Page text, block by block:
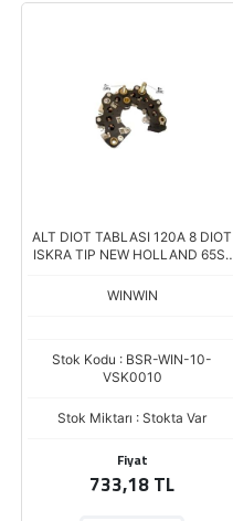
ALT DIOT TABLASI 120A 8 DIOT
ISKRA TIP NEW HOLLAND 65S-
TRAKTOR 2 CIVATA RK-02
WINWIN
Stok Kodu : BSR-WIN-10-
VSK0010
Stok Miktarı : Stokta Var
Fiyat
733,18 TL